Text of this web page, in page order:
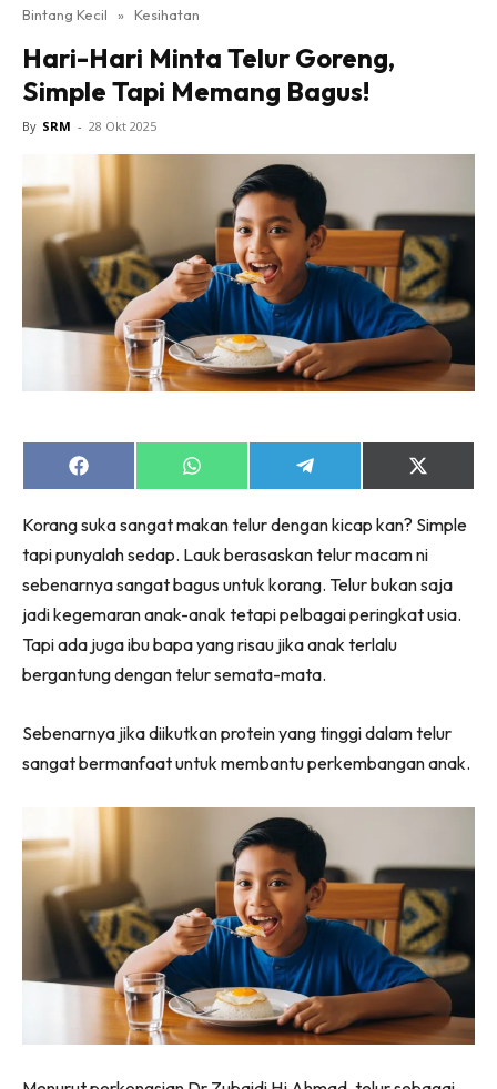
Bintang Kecil » Kesihatan
Hari-Hari Minta Telur Goreng,
Simple Tapi Memang Bagus!
By SRM - 28 Okt 2025
Share
on
Share
on
Share
on
Share
on
(Twitter)
Korang suka sangat makan telur dengan kicap kan? Simple
tapi punyalah sedap. Lauk berasaskan telur macam ni
sebenarnya sangat bagus untuk korang. Telur bukan saja
jadi kegemaran anak-anak tetapi pelbagai peringkat usia.
Tapi ada juga ibu bapa yang risau jika anak terlalu
bergantung dengan telur semata-mata.
Sebenarnya jika diikutkan protein yang tinggi dalam telur
sangat bermanfaat untuk membantu perkembangan anak.